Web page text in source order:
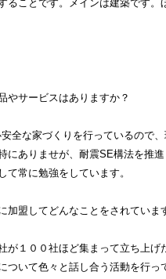
ることです。メインは建築です
やサービスはありますか？
全な家づくりを行っているので
にありませが、耐震SE構法を推進
て常に勉強をしています。
加盟してどんなことをされていま
が１００社ほど集まって立ち上げ
ついて色々と話し合う活動を行っ